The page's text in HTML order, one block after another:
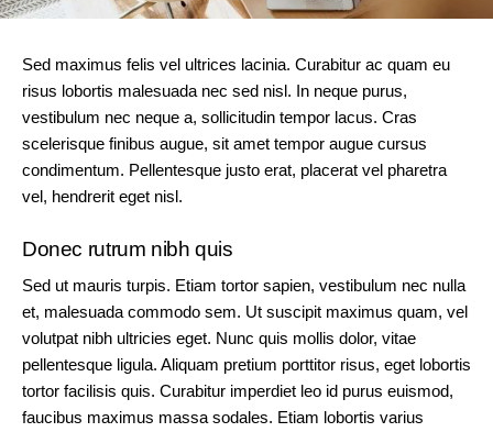
Sed maximus felis vel ultrices lacinia. Curabitur ac quam eu
risus lobortis malesuada nec sed nisl. In neque purus,
vestibulum nec neque a, sollicitudin tempor lacus. Cras
scelerisque finibus augue, sit amet tempor augue cursus
condimentum. Pellentesque justo erat, placerat vel pharetra
vel, hendrerit eget nisl.
Donec rutrum nibh quis
Sed ut mauris turpis. Etiam tortor sapien, vestibulum nec nulla
et, malesuada commodo sem. Ut suscipit maximus quam, vel
volutpat nibh ultricies eget. Nunc quis mollis dolor, vitae
pellentesque ligula. Aliquam pretium porttitor risus, eget lobortis
tortor facilisis quis. Curabitur imperdiet leo id purus euismod,
faucibus maximus massa sodales. Etiam lobortis varius